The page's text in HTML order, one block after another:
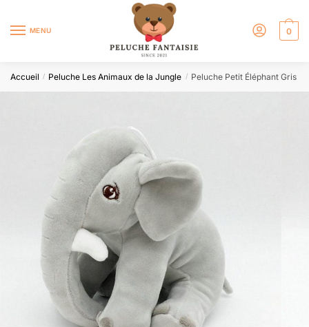
MENU 0
Accueil / Peluche Les Animaux de la Jungle / Peluche Petit Éléphant Gris